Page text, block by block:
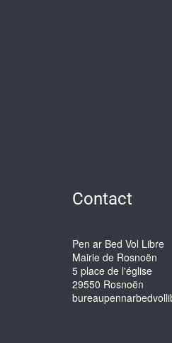
Contact
Pen ar Bed Vol Libre
Mairie de Rosnoën
5 place de l'église
29550 Rosnoën